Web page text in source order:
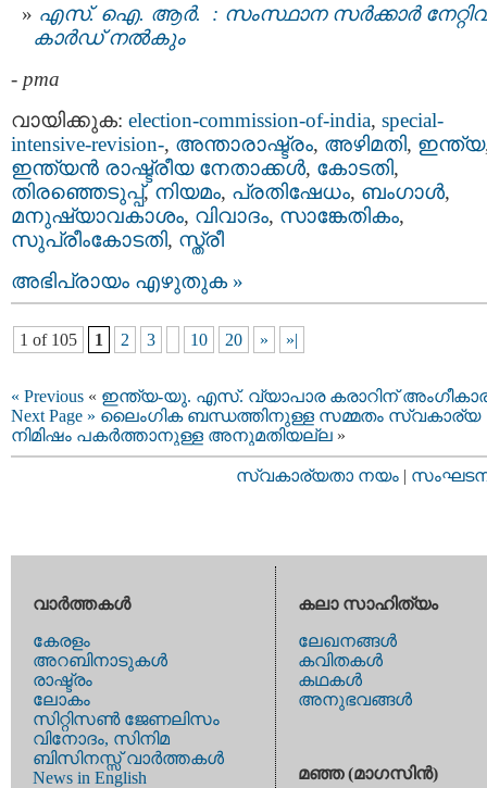
എസ്. ഐ. ആര്‍. : സംസ്ഥാന സർക്കാർ
കാര്‍ഡ് നൽകും
- pma
വായിക്കുക: election-commission-of-india, special-
intensive-revision-, അന്താരാഷ്ട്രം, അഴിമതി, ഇന്ത്യ
ഇന്ത്യന്‍ രാഷ്ട്രീയ നേതാക്കള്‍, കോടതി,
തിരഞ്ഞെടുപ്പ്, നിയമം, പ്രതിഷേധം, ബംഗാള്‍,
മനുഷ്യാവകാശം, വിവാദം, സാങ്കേതികം,
സുപ്രീംകോടതി, സ്ത്രീ
അഭിപ്രായം എഴുതുക »
1 of 105 1 2 3 10 20 » »|
« Previous « ഇന്ത്യ-യു. എസ്. വ്യാപാര കരാറിന്
Next Page » ലൈംഗിക ബന്ധത്തിനുള്ള സമ്മതം സ്വകാര്യ
നിമിഷം പകർത്താനുള്ള അനുമതിയല്ല »
സ്വകാര്യതാ നയം |
വാര്‍ത്തകള്‍
കേരളം
അറബിനാടുകള്‍
രാഷ്ട്രം
ലോകം
സിറ്റിസണ്‍ ജേണലിസം
വിനോദം, സിനിമ
ബിസിനസ്സ് വാര്‍ത്തകള്‍
News in English
കലാ സാഹിത്യം
ലേഖനങ്ങള്‍
കവിതകള്‍
കഥകള്‍
അനുഭവങ്ങള്‍
മഞ്ഞ (മാഗസിന്‍)